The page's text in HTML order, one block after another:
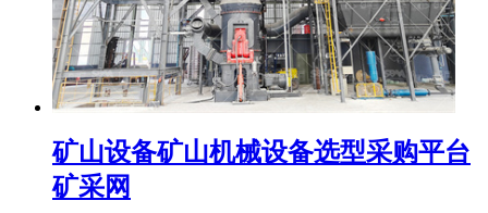
矿山设备矿山机械设备选型采购平台
矿采网